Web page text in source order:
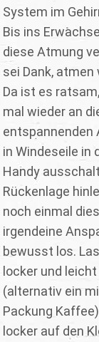
System im
Bis ins
diese Atmung
sei Dank,
Da ist es
mal wieder an
entspannenden
in Windeseile in
Handy
Rückenlage
noch einmal
irgendeine
bewusst los.
locker und
(alternativ ein
Packung
locker auf den